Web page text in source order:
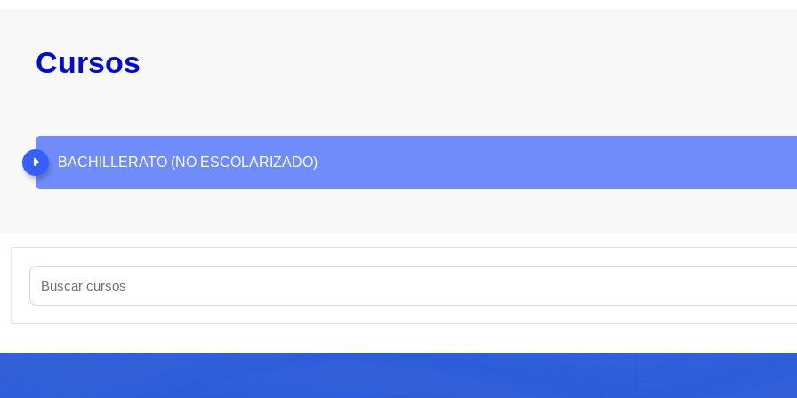
Cursos
BACHILLERATO (NO ESCOLARIZADO)
Buscar cursos